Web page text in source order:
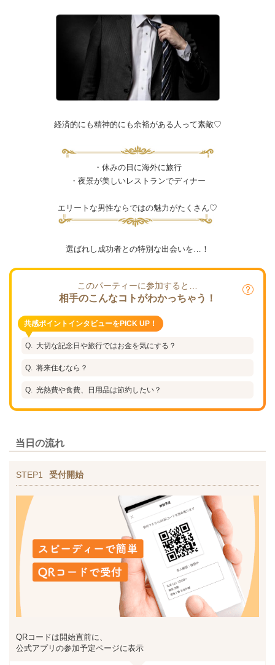
経済的にも精神的にも余裕がある人って素敵♡
・休みの日に海外に旅行
・夜景が美しいレストランでディナー
エリートな男性ならではの魅力がたくさん♡
選ばれし成功者との特別な出会いを…！
このパーティーに参加すると…
相手のこんなコトがわかっちゃう！
共感ポイントインタビューをPICK UP！
大切な記念日や旅行ではお金を気にする？
将来住むなら？
光熱費や食費、日用品は節約したい？
当日の流れ
STEP1 受付開始
QRコードは開始直前に、
公式アプリの参加予定ページに表示